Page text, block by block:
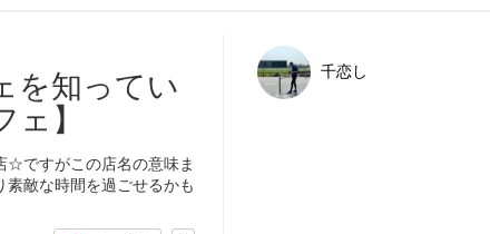
を知ってい
】
☆ですがこの店名の意味ま
敵な時間を過ごせるかも
千恋し